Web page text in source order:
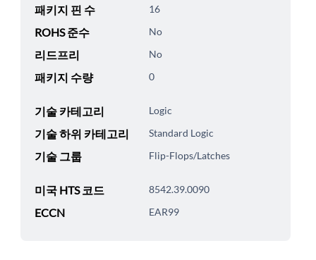
패키지 핀 수 16
ROHS 준수 No
리드프리 No
패키지 수량 0
기술 카테고리 Logic
기술 하위 카테고리 Standard Logic
기술 그룹 Flip-Flops/Latches
미국 HTS 코드 8542.39.0090
ECCN EAR99